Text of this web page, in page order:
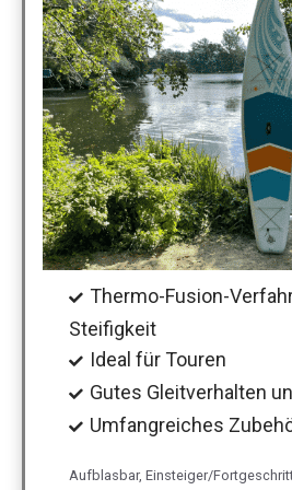
Thermo-Fusion-
Steifigkeit
Ideal für Touren
Gutes Gleitverhalten
Umfangreiches
Aufblasbar, Einsteiger/